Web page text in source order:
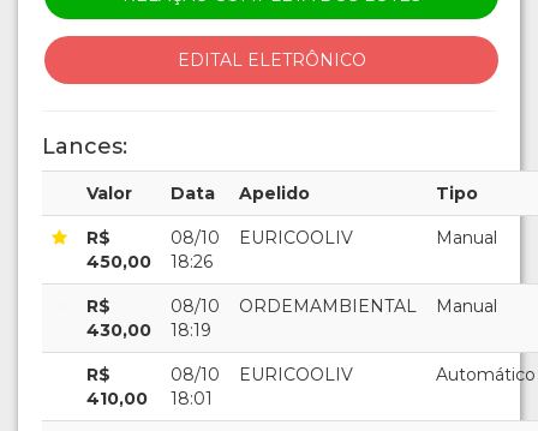
EDITAL ELETRÔNICO
Lances:
Valor Data Apelido Tipo
R$
450,00
08/10
18:26
EURICOOLIV Manual
R$
430,00
08/10
18:19
ORDEMAMBIENTAL Manual
R$
410,00
08/10
18:01
EURICOOLIV Automático